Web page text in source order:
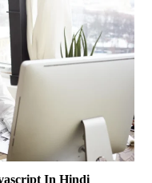
In Hindi